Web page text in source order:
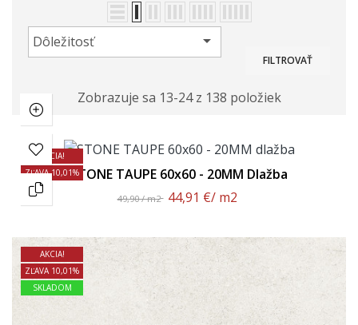
Dôležitosť 
FILTROVAŤ
Zobrazuje sa 13-24 z 138 položiek
AKCIA!
ZĽAVA 10,01%STONE TAUPE 60x60 - 20MM Dlažba
49,90 / m2 44,91 €/ m2
AKCIA!
ZĽAVA 10,01%
SKLADOM